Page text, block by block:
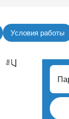
Условия работы
fm